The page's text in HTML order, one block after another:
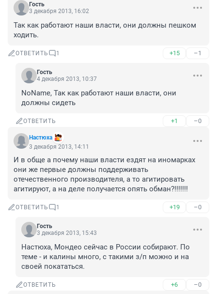
Гость
3 декабря 2013, 16:02
Так как работают наши власти, они должны пешком
ходить.
ОТВЕТИТЬ 1 +15 –1
Гость
4 декабря 2013, 10:37
NoName, Так как работают наши власти, они
должны сидеть
ОТВЕТИТЬ +1 –0
Настюха
3 декабря 2013, 14:11
И в обще а почему наши власти ездят на иномарках
они же первые должны поддерживать
отечественного производителя, а то агитировать
агитируют, а на деле получается опять обман?!!!!!!!
ОТВЕТИТЬ 1 +19 –0
Гость
3 декабря 2013, 15:43
Настюха, Мондео сейчас в России собирают. По
теме - и калины много, с такими з/п можно и на
своей покататься.
ОТВЕТИТЬ +6 –0